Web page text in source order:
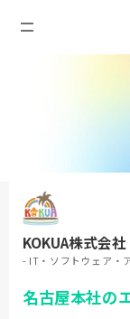
KOKUA株式会社
- IT・ソフトウェア・
名古屋本社の